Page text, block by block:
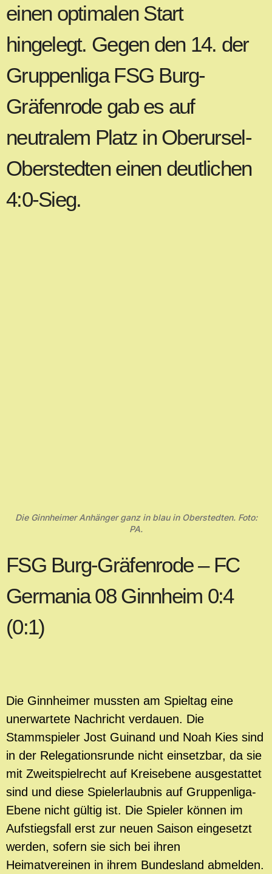
einen optimalen Start
hingelegt. Gegen den 14. der
Gruppenliga FSG Burg-
Gräfenrode gab es auf
neutralem Platz in Oberursel-
Oberstedten einen deutlichen
4:0-Sieg.
Die Ginnheimer Anhänger ganz in blau in Oberstedten. Foto:
PA.
FSG Burg-Gräfenrode – FC
Germania 08 Ginnheim 0:4
(0:1)
Die Ginnheimer mussten am Spieltag eine
unerwartete Nachricht verdauen. Die
Stammspieler Jost Guinand und Noah Kies sind
in der Relegationsrunde nicht einsetzbar, da sie
mit Zweitspielrecht auf Kreisebene ausgestattet
sind und diese Spielerlaubnis auf Gruppenliga-
Ebene nicht gültig ist. Die Spieler können im
Aufstiegsfall erst zur neuen Saison eingesetzt
werden, sofern sie sich bei ihren
Heimatvereinen in ihrem Bundesland abmelden.